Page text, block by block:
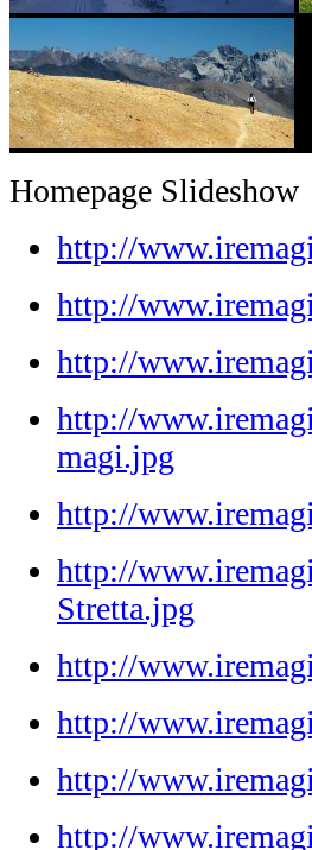
Homepage Slideshow
http://
http://
http://
http://
magi.jpg
http://
http://
Stretta.jpg
http://
http://
http://
http://